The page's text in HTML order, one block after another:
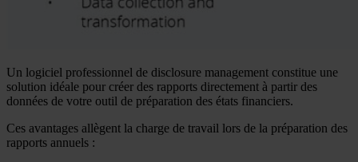
Un logiciel professionnel de disclosure management constitue une
solution idéale pour créer des rapports directement à partir des
données de votre outil de préparation des états financiers.
Ces avantages allègent la charge de travail lors de la préparation des
rapports annuels :